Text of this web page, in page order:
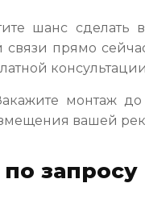
шанс сделать
связи прямо
монтаж
вашей
запросу